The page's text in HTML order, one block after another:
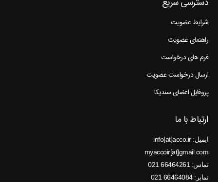
شرایط عضویت
راهنمای عضویت
فرم های درخواست
ارسال درخواست عضویت
پروفایل اعضای سندیکا
ارتباط با ما
ایمیل: info[at]acco.ir
myaccoir[at]gmail.com
تماس: 66464261 021
نمابر: 66464084 021